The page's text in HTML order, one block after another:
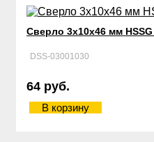
Сверло 3х10х46 мм
DSS-03001030
64 руб.
В корзину